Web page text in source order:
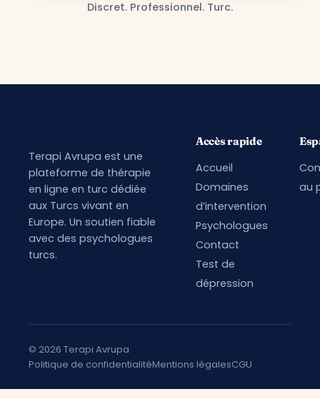
Discret. Professionnel. Turc.
Terapi Avrupa est une
plateforme de thérapie
en ligne en turc dédiée
aux Turcs vivant en
Europe. Un soutien fiable
avec des psychologues
turcs.
Accès rapide
Accueil
Domaines
d’intervention
Psychologues
Contact
Test de
dépression
au
© 2026 Terapi Avrupa
Politique de confidentialitéMentions légalesCGU